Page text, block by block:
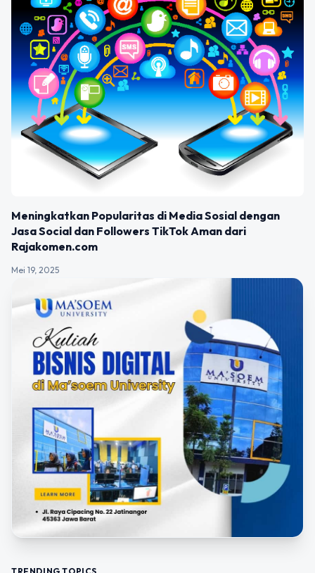
Meningkatkan Popularitas di Media Sosial dengan
Jasa Social dan Followers TikTok Aman dari
Rajakomen.com
Mei 19, 2025